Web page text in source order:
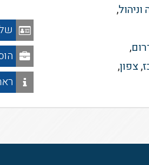
,
,
,צפון,